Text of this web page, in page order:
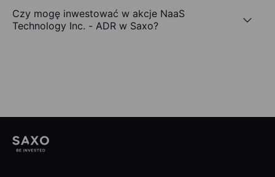
Czy mogę inwestować w akcje NaaS
Technology Inc. - ADR w Saxo?